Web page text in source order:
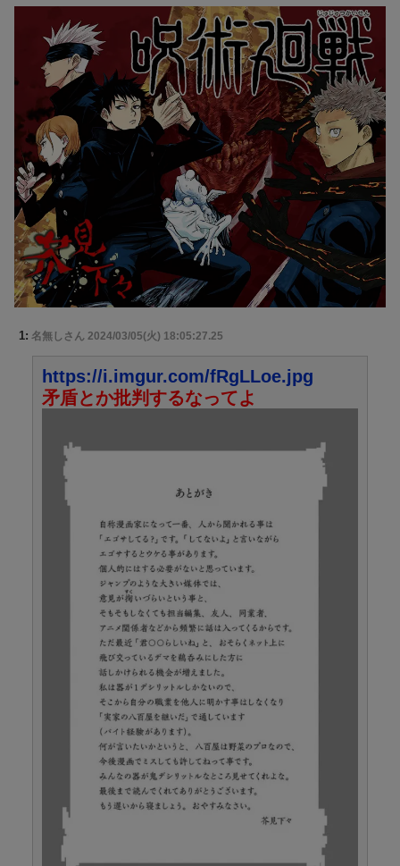
1: 名無しさん 2024/03/05(火) 18:05:27.25
https://i.imgur.com/fRgLLoe.jpg
矛盾とか批判するなってよ